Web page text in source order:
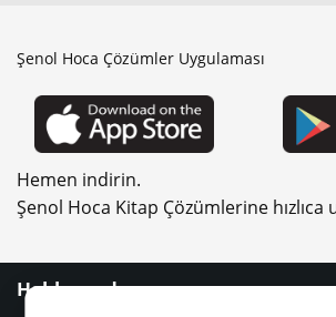
Şenol Hoca Çözümler Uygulaması
Hemen indirin.
Şenol Hoca Kitap Çözümlerine hızlıca
Hakkımızda